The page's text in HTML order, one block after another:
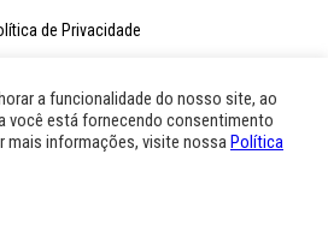
de Privacidade
a funcionalidade do nosso site, ao
você está fornecendo consentimento
mais informações, visite nossaPolítica